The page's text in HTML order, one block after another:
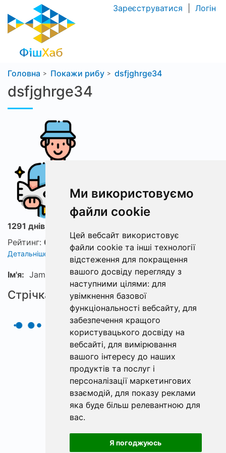
Ми використовуємо
файли cookie
Цей вебсайт використовує
файли cookie та інші технології
відстеження для покращення
вашого досвіду перегляду з
наступними цілями: для
увімкнення базової
функціональності вебсайту, для
забезпечення кращого
користувацького досвіду на
вебсайті, для вимірювання
вашого інтересу до наших
продуктів та послуг і
персоналізації маркетингових
взаємодій, для показу реклами
яка буде більш релевантною для
вас.
Я погоджуюсь
Зареєструватися Логін
Головна Покажи рибу dsfjghrge34
dsfjghrge34
1291 днів з ФішХаб
Рейтинг: 0
Детальніше про рейтинг
Ім'я: JamesBugWW
Стрічка